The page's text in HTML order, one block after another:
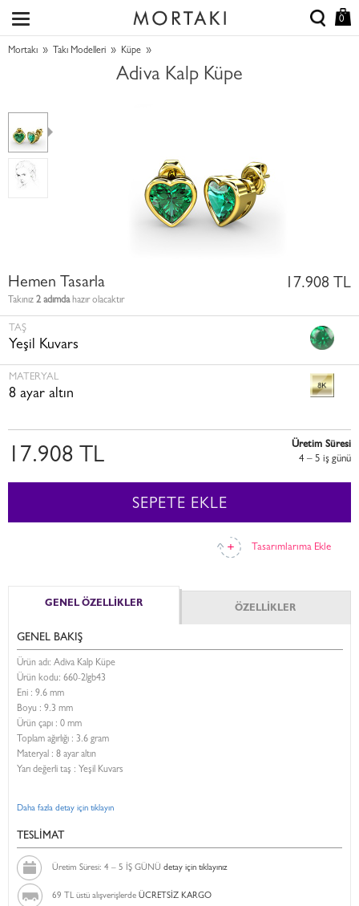
0
Mortakı » Takı Modelleri » Küpe »
Adiva Kalp Küpe
Hemen Tasarla
Takınız 2 adımdahazır olacaktır
17.908 TL
TAŞ
Yeşil Kuvars
MATERYAL
8 ayar altın
Tasarımlarıma Ekle
17.908 TL
Üretim Süresi
4 – 5 i̇ş günü
SEPETE EKLE
GENEL ÖZELLİKLER ÖZELLİKLER
GENEL BAKIŞ
Ürün adı: Adiva Kalp Küpe
Ürün kodu: 660-2lgb43
Eni : 9.6 mm
Boyu : 9.3 mm
Ürün çapı : 0 mm
Toplam ağırlığı : 3.6 gram
Materyal : 8 ayar altın
Yarı değerli taş : Yeşil Kuvars
Daha fazla detay için tıklayın
TESLİMAT
Üretim Süresi: 4 – 5 İŞ GÜNÜ detay için tıklayınız
69 TL üstü alışverişlerde ÜCRETSİZ KARGO